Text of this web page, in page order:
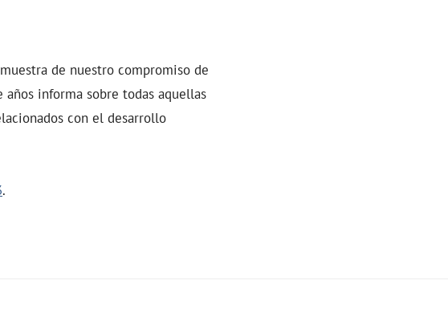
de nuestro compromiso de
informa sobre todas aquellas
con el desarrollo
.